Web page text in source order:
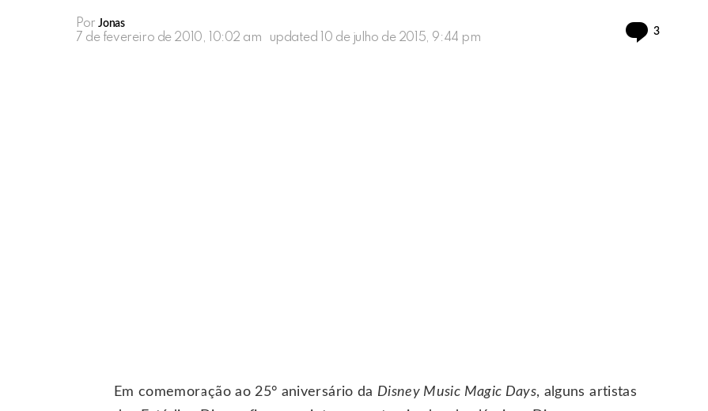
Por Jonas
7 de fevereiro de 2010, 10:02 am updated 10 de julho de 2015, 9:44 pm
3
Em comemoração ao 25° aniversário da Disney Music Magic Days, alguns artistas